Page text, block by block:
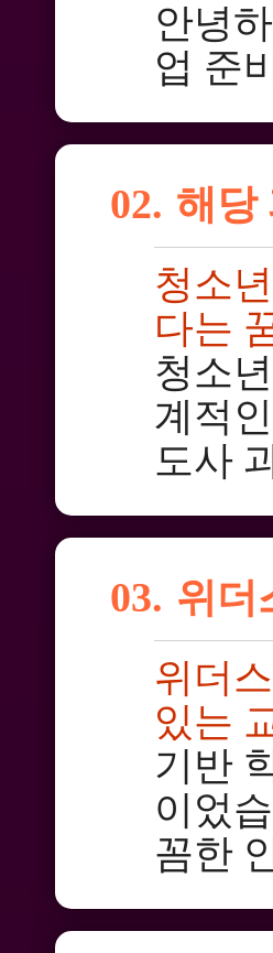
안녕
업 준
02. 해당
청소
다는
청소
계적
도사
03. 위더
위더
있는
기반
이었
꼼한